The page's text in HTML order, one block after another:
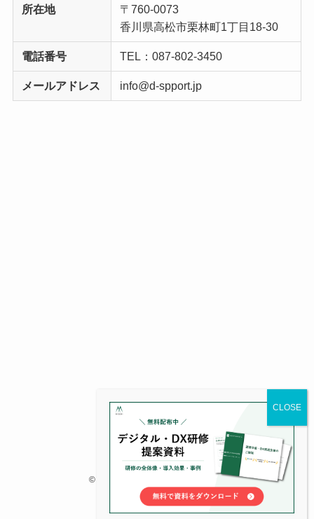
所在地
〒760-0073
香川県高松市栗林町1丁目18-30
電話番号 TEL：087-802-3450
メールアドレス info@d-spport.jp
©株式会社みどりデジタルサポート.